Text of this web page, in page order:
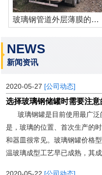
玻璃钢管道外层薄膜的作用
NEWS
新闻资讯
2020-05-27 [公司动态]
选择玻璃钢储罐时需要注
玻璃钢罐是目前使用最广
是，玻璃的位置、首次生产的
和器皿很常见。玻璃钢罐价格
温玻璃成型工艺早已成熟，其